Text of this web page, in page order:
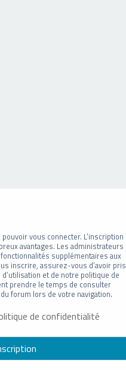
vous connecter. L’inscription
avantages. Les administrateurs
supplémentaires aux
inscrire, assurez-vous d’avoir pris
et de notre politique de
prendre le temps de consulter
forum lors de votre navigation.
de confidentialité